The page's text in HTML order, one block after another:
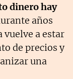
dinero hay
años
vuelve a estar
de precios y
una